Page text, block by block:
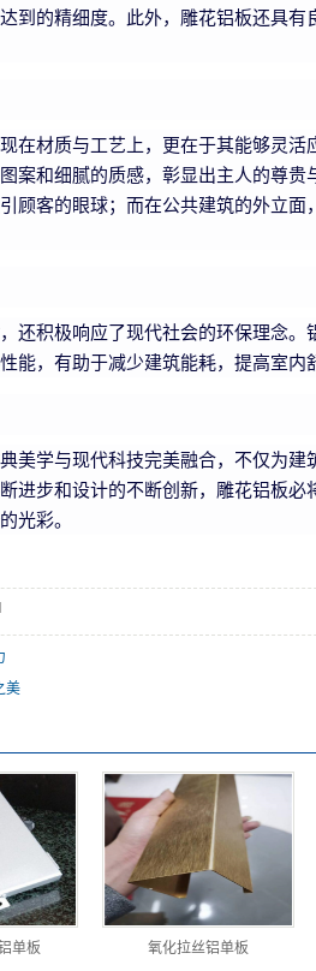
到的精细度。此外，雕花铝板还具
在材质与工艺上，更在于其能够灵
案和细腻的质感，彰显出主人的尊
顾客的眼球；而在公共建筑的外立
还积极响应了现代社会的环保理念
能，有助于减少建筑能耗，提高室内
美学与现代科技完美融合，不仅为
进步和设计的不断创新，雕花铝板
光彩。
美
单板 氧化拉丝铝单板